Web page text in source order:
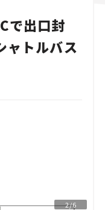
で出口封
ャトルバス
2/6